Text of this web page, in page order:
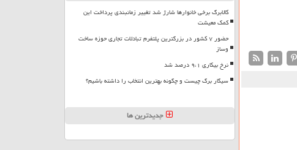
کالابرگ برخی خانوارها شارژ شد تغییر زمانبندی پرداخت این
کمک معیشت
حضور ۷ کشور در بزرگترین پلتفرم تبادلات تجاری حوزه ساخت
وساز
نرخ بیکاری ۹،۱ درصد شد
سیگار برگ چیست و چگونه بهترین انتخاب را داشته باشیم؟
جدیدترین ها